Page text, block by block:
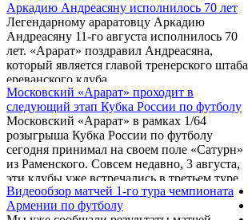
стали: 25 мин. – Давид Хурцидзе, 62 мин. –
Игорь Лебеденко, 69 мин. – Роман
Павлюченко. Таким образом, у «Арарата»
после четырех туров 10 очков и первое
место в турнирной таблице.
Аркадию Андреасяну исполнилось 70 лет
Легендарному араратовцу Аркадию
Андреасяну 11-го августа исполнилось 70
лет. «Арарат» поздравил Андреасяна,
который является главой тренерского штаба
ереванского клуба.
Московский «Арарат» проходит в
следующий этап Кубка России по футболу
Московский «Арарат» в рамках 1/64
розыгрыша Кубка России по футболу
сегодня принимал на своем поле «Сатурн»
из Раменского. Совсем недавно, 3 августа,
эти клубы уже встречались в третьем туре
первенства ПФЛ зоны «Центр» и выездную
победу в том матче со счетом 2:1 одержал
Видеообзор матчей 1-го тура чемпионата
Армении по футболу